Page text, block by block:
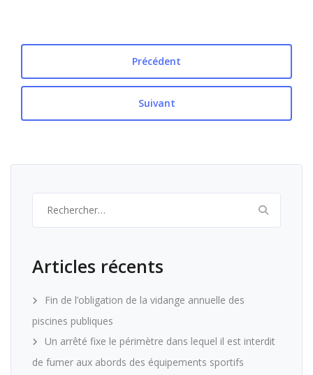
Précédent
Suivant
Articles récents
Fin de l’obligation de la vidange annuelle des
piscines publiques
Un arrêté fixe le périmètre dans lequel il est interdit
de fumer aux abords des équipements sportifs